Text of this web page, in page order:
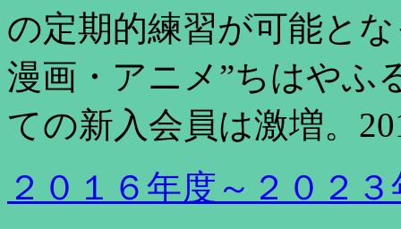
の定期的練習が可能と
漫画・アニメ”ちはやふ
ての新入会員は激増。
２０１６年度～２０２